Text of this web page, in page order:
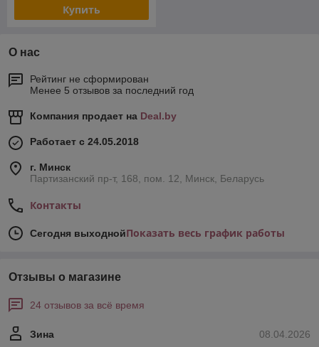
Купить
О нас
Рейтинг не сформирован
Менее 5 отзывов за последний год
Компания продает на Deal.by
Работает с 24.05.2018
г. Минск
Партизанский пр-т, 168, пом. 12, Минск, Беларусь
Контакты
Сегодня выходнойПоказать весь график работы
Отзывы о магазине
24 отзывов за всё время
08.04.2026
Зина